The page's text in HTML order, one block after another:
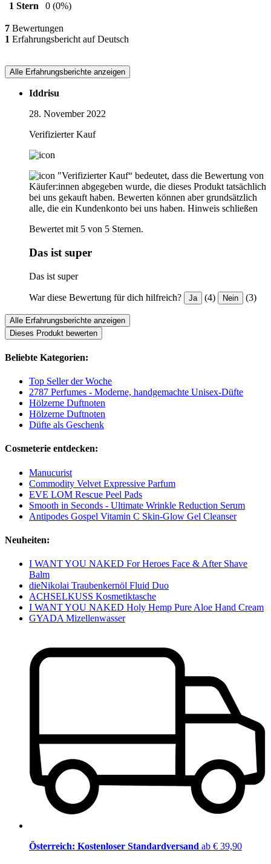
1 Stern
0 (0%)
7 Bewertungen
1 Erfahrungsbericht auf Deutsch
Alle Erfahrungsberichte anzeigen
Iddrisu
28. November 2022
Verifizierter Kauf
"Verifizierter Kauf“ bedeutet, dass die Bewertung von
Käufer:innen abgegeben wurde, die dieses Produkt tatsächlich
bei uns gekauft haben. Bewerten können aber grundsätzlich
alle, die ein Kundenkonto bei uns haben. Hinweis schließen
Bewertet mit 5 von 5 Sternen.
Das ist super
Das ist super
War diese Bewertung für dich hilfreich? Ja (4) Nein (3)
Alle Erfahrungsberichte anzeigen
Dieses Produkt bewerten
Beliebte Kategorien:
Top Seller der Woche
2787 Perfumes - Moderne, handgemachte Unisex-Düfte
Hölzerne Duftnoten
Hölzerne Duftnoten
Düfte als Geschenk
Cosmeterie entdecken:
Manucurist
Commodity Velvet Expressive Parfum
EVE LOM Rescue Peel Pads
Smooth in Seconds - Ultimate Wrinkle Reduction Serum
Antipodes Gospel Vitamin C Skin-Glow Gel Cleanser
Neuheiten:
I WANT YOU NAKED For Heroes Face & After Shave
Balm
dieNikolai Traubenkernöl Fluid Duo
ACHSELKUSS Kosmetiktasche
I WANT YOU NAKED Holy Hemp Pure Aloe Hand Cream
GYADA Mizellenwasser
Österreich: Kostenloser Standardversand ab € 39,90